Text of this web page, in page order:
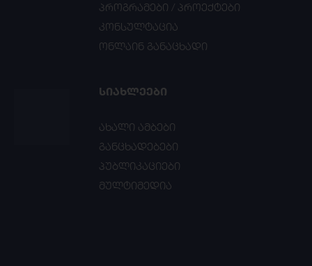
პროგრამები / პროექტები
კონსულტაცია
ონლაინ განაცხადი
ᲡᲘᲐᲮᲚᲔᲔᲑᲘ
ახალი ამბები
განცხადებები
პუბლიკაციები
მულტიმედია